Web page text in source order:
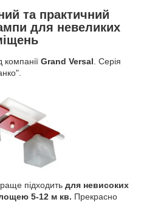
та практичний
для невеликих
компанії Grand Versal. Серія
підходить для невисоких
5-12 м кв. Прекрасно